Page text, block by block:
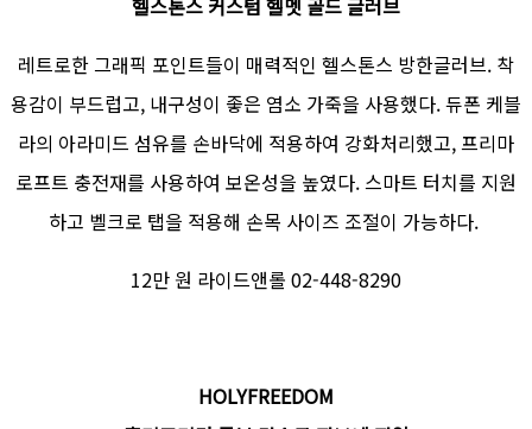
헬스톤스 커스텀 헬멧 골드 글러브
레트로한 그래픽 포인트들이 매력적인 헬스톤스 방한글러브. 착
용감이 부드럽고, 내구성이 좋은 염소 가죽을 사용했다. 듀폰 케블
라의 아라미드 섬유를 손바닥에 적용하여 강화처리했고, 프리마
로프트 충전재를 사용하여 보온성을 높였다. 스마트 터치를 지원
하고 벨크로 탭을 적용해 손목 사이즈 조절이 가능하다.
12만 원 라이드앤롤 02-448-8290
HOLYFREEDOM